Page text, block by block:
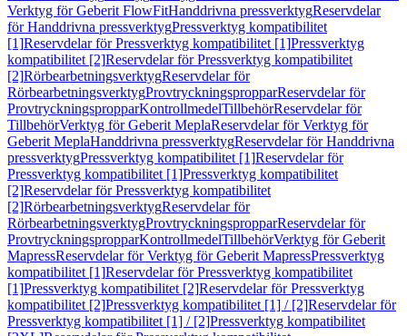
Verktyg för Geberit FlowFitHanddrivna pressverktygReservdelar
för Handdrivna pressverktygPressverktyg kompatibilitet
[1]Reservdelar för Pressverktyg kompatibilitet [1]Pressverktyg
kompatibilitet [2]Reservdelar för Pressverktyg kompatibilitet
[2]RörbearbetningsverktygReservdelar för
RörbearbetningsverktygProvtryckningspropparReservdelar för
ProvtryckningspropparKontrollmedelTillbehörReservdelar för
TillbehörVerktyg för Geberit MeplaReservdelar för Verktyg för
Geberit MeplaHanddrivna pressverktygReservdelar för Handdrivna
pressverktygPressverktyg kompatibilitet [1]Reservdelar för
Pressverktyg kompatibilitet [1]Pressverktyg kompatibilitet
[2]Reservdelar för Pressverktyg kompatibilitet
[2]RörbearbetningsverktygReservdelar för
RörbearbetningsverktygProvtryckningspropparReservdelar för
ProvtryckningspropparKontrollmedelTillbehörVerktyg för Geberit
MapressReservdelar för Verktyg för Geberit MapressPressverktyg
kompatibilitet [1]Reservdelar för Pressverktyg kompatibilitet
[1]Pressverktyg kompatibilitet [2]Reservdelar för Pressverktyg
kompatibilitet [2]Pressverktyg kompatibilitet [1] / [2]Reservdelar för
Pressverktyg kompatibilitet [1] / [2]Pressverktyg kompatibilitet